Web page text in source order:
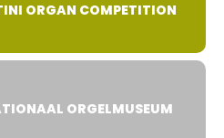
ORGAN COMPETITION
ORGELMUSEUM